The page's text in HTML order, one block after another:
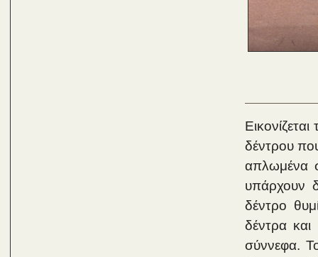
δέντρου
απλωμένα
υπάρχουν
δέντρο
δέντρα
σύννεφα.